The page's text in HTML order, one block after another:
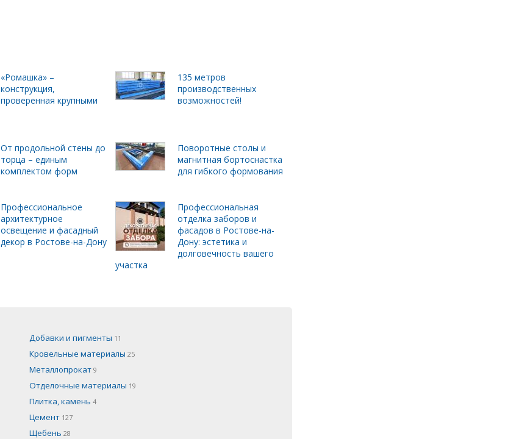
«Ромашка» –
конструкция,
проверенная крупными
135 метров
производственных
возможностей!
От продольной стены до
торца – единым
комплектом форм
Поворотные столы и
магнитная бортоснастка
для гибкого формования
Профессиональное
архитектурное
освещение и фасадный
декор в Ростове-на-Дону
Профессиональная
отделка заборов и
фасадов в Ростове-на-
Дону: эстетика и
долговечность вашего
участка
Добавки и пигменты 11
Кровельные материалы 25
Металлопрокат 9
Отделочные материалы 19
Плитка, камень 4
Цемент 127
Щебень 28